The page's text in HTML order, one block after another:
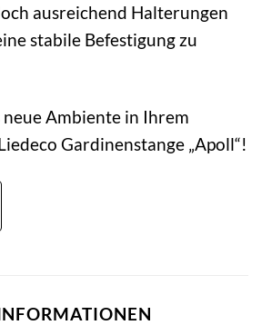
ausreichend Halterungen
stabile Befestigung zu
neue Ambiente in Ihrem
Gardinenstange „Apoll“!